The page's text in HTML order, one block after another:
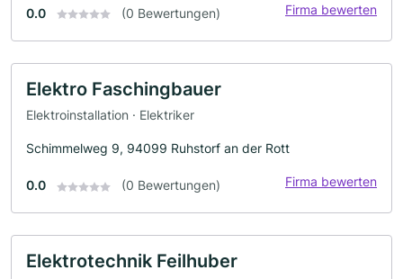
0.0 (0 Bewertungen) Firma bewerten
Elektro Faschingbauer
Elektroinstallation · Elektriker
Schimmelweg 9, 94099 Ruhstorf an der Rott
0.0 (0 Bewertungen) Firma bewerten
Elektrotechnik Feilhuber